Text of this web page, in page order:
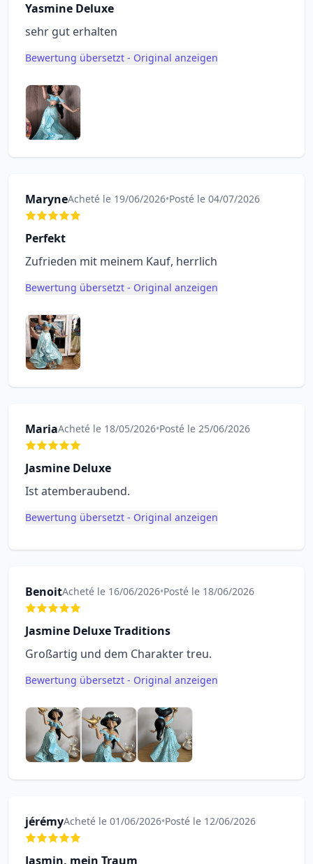
Yasmine Deluxe
sehr gut erhalten
Bewertung übersetzt - Original anzeigen
MaryneAcheté le 19/06/2026•Posté le 04/07/2026
Perfekt
Zufrieden mit meinem Kauf, herrlich
Bewertung übersetzt - Original anzeigen
MariaAcheté le 18/05/2026•Posté le 25/06/2026
Jasmine Deluxe
Ist atemberaubend.
Bewertung übersetzt - Original anzeigen
BenoitAcheté le 16/06/2026•Posté le 18/06/2026
Jasmine Deluxe Traditions
Großartig und dem Charakter treu.
Bewertung übersetzt - Original anzeigen
jérémyAcheté le 01/06/2026•Posté le 12/06/2026
Jasmin, mein Traum